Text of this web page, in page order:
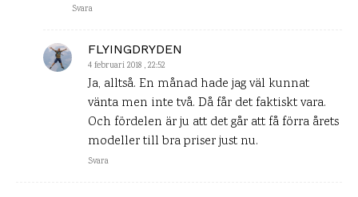
Svara
FLYINGDRYDEN
4 februari 2018 , 22:52
Ja, alltså. En månad hade jag väl kunnat
vänta men inte två. Då får det faktiskt vara.
Och fördelen är ju att det går att få förra årets
modeller till bra priser just nu.
Svara